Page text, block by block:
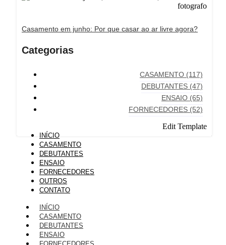
Casamento em junho: Por que casar ao ar livre agora?
Categorias
CASAMENTO (117)
DEBUTANTES (47)
ENSAIO (65)
FORNECEDORES (52)
Edit Template
INÍCIO
CASAMENTO
DEBUTANTES
ENSAIO
FORNECEDORES
OUTROS
CONTATO
INÍCIO
CASAMENTO
DEBUTANTES
ENSAIO